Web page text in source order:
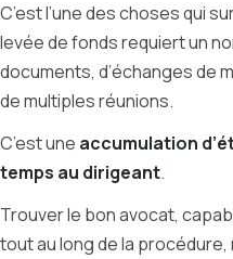
C’est l’une des choses qui
levée de fonds requiert un
documents, d’échanges de
de multiples réunions.
C’est une accumulation
temps au dirigeant.
Trouver le bon avocat,
tout au long de la